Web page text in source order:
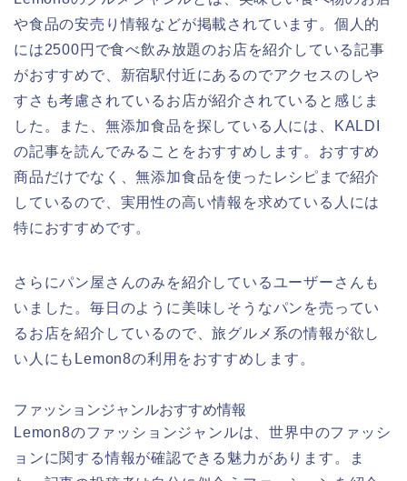
や食品の安売り情報などが掲載されています。個人的
には2500円で食べ飲み放題のお店を紹介している記事
がおすすめで、新宿駅付近にあるのでアクセスのしや
すさも考慮されているお店が紹介されていると感じま
した。また、無添加食品を探している人には、KALDI
の記事を読んでみることをおすすめします。おすすめ
商品だけでなく、無添加食品を使ったレシピまで紹介
しているので、実用性の高い情報を求めている人には
特におすすめです。
さらにパン屋さんのみを紹介しているユーザーさんも
いました。毎日のように美味しそうなパンを売ってい
るお店を紹介しているので、旅グルメ系の情報が欲し
い人にもLemon8の利用をおすすめします。
ファッションジャンルおすすめ情報
Lemon8のファッションジャンルは、世界中のファッシ
ョンに関する情報が確認できる魅力があります。ま